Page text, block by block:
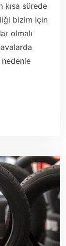
kısa sürede
bizim için
olmalı
nedenle